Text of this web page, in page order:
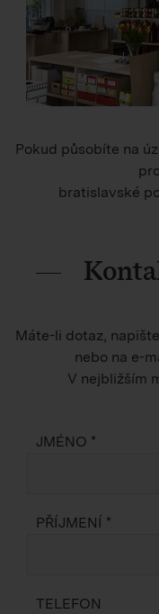
Pokud působíte na
bratislavské
Máte-li dotaz,
nebo na e-
V nejbližším
JMÉNO *
PŘÍJMENÍ *
TELEFON